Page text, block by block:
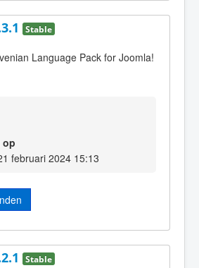
Stable
Language Pack for Joomla!
op
februari 2024 15:13
Stable